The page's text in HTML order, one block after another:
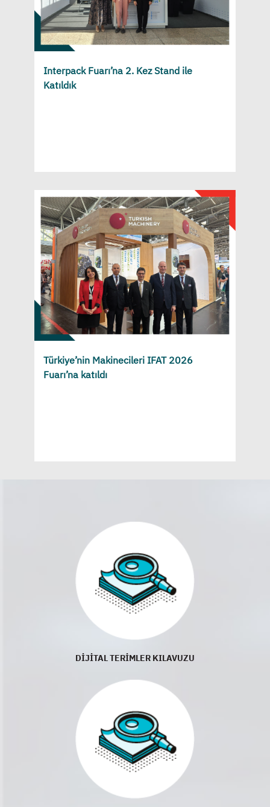
Interpack Fuarı’na 2. Kez Stand ile
Katıldık
Türkiye’nin Makinecileri IFAT 2026
Fuarı’na katıldı
DİJİTAL TERİMLER KILAVUZU